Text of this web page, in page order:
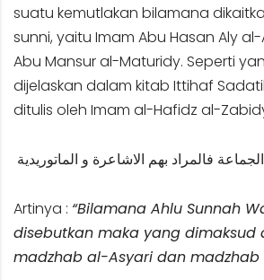
suatu kemutlakan bilamana
sunni, yaitu Imam Abu Hasan Aly
Abu Mansur al-Maturidy. Seperti
dijelaskan dalam kitab Ittihaf
ditulis oleh Imam al-Hafidz al-
فالمراد بهم الاشاعرة و الماتوريدية
Artinya : “Bilamana Ahlu Sunnah
disebutkan maka yang dimaksud
madzhab al-Asyari dan madzhab